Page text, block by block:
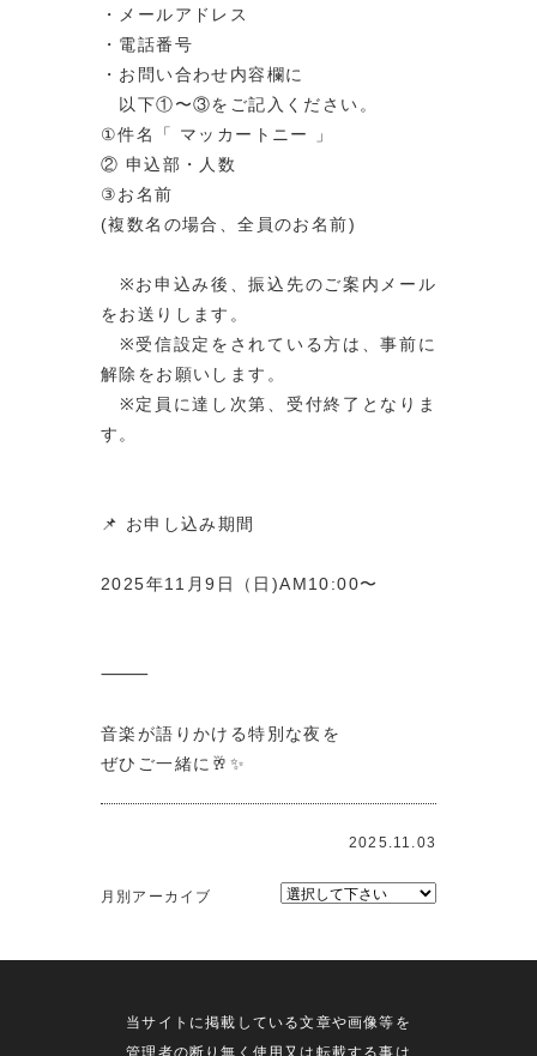
・メールアドレス
・電話番号
・お問い合わせ内容欄に
以下①〜③をご記入ください。
①件名「 マッカートニー 」
② 申込部・人数
③お名前
(複数名の場合、全員のお名前)
※お申込み後、振込先のご案内メール
をお送りします。
※受信設定をされている方は、事前に
解除をお願いします。
※定員に達し次第、受付終了となりま
す。
📌 お申し込み期間
2025年11月9日（日)AM10:00〜
⸻
音楽が語りかける特別な夜を
ぜひご一緒に🥂✨
2025.11.03
月別アーカイブ
当サイトに掲載している文章や画像等を
管理者の断り無く使用又は転載する事は